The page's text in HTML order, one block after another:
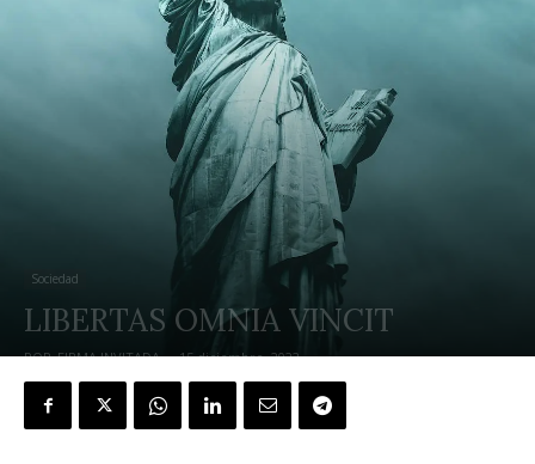
Sociedad
LIBERTAS OMNIA VINCIT
POR FIRMA INVITADA - 15 diciembre, 2022